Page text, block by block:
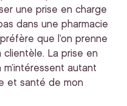
une prise en charge
dans une pharmacie
que l’on prenne
clientèle. La prise en
autant
et santé de mon